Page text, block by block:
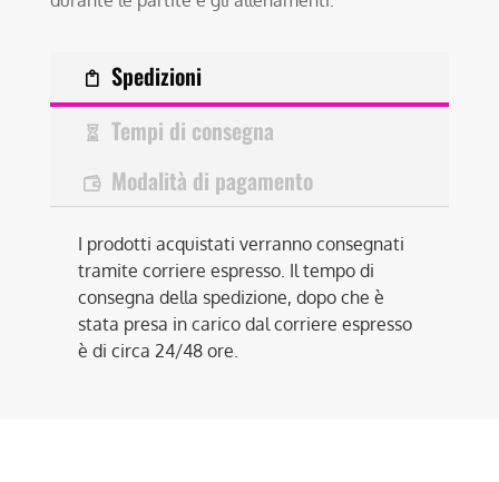
Spedizioni
Tempi di consegna
Modalità di pagamento
I prodotti acquistati verranno consegnati
tramite corriere espresso. Il tempo di
consegna della spedizione, dopo che è
stata presa in carico dal corriere espresso
è di circa 24/48 ore.